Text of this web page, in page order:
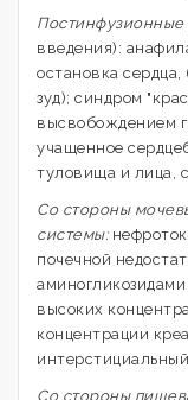
Постинфузионные
введения):
остановка
зуд); синдром
высвобождением
учащенное
туловища и лица,
Со стороны
системы:
почечной
высоких
концентрации
Со стороны